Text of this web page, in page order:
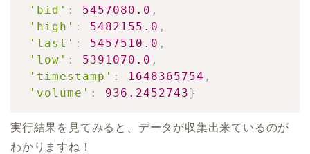
'bid' : 5457080.0 ,
'high' : 5482155.0 ,
'last' : 5457510.0 ,
'low' : 5391070.0 ,
'timestamp' : 1648365754 ,
'volume' : 936.2452743}
実行結果を見てみると、 データが収集出来ているのが
わかりますね！